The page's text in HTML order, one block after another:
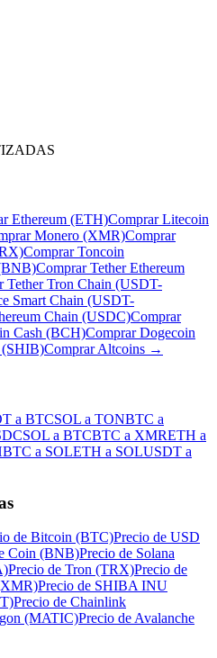
Ethereum (ETH)Comprar Litecoin
Monero (XMR)Comprar
Comprar Toncoin
Comprar Tether Ethereum
Tether Tron Chain (USDT-
Smart Chain (USDT-
Chain (USDC)Comprar
Cash (BCH)Comprar Dogecoin
Comprar Altcoins →
a BTCSOL a TONBTC a
SOL a BTCBTC a XMRETH a
BTC a SOLETH a SOLUSDT a
de Bitcoin (BTC)Precio de USD
Coin (BNB)Precio de Solana
Precio de Tron (TRX)Precio de
Precio de SHIBA INU
Precio de Chainlink
(MATIC)Precio de Avalanche